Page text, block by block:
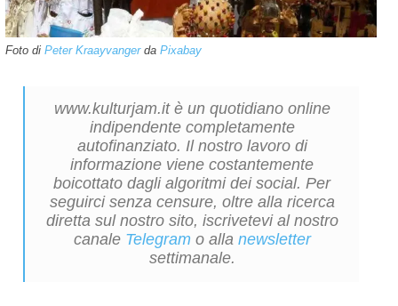
Foto di Peter Kraayvangerda Pixabay
www.kulturjam.it è un quotidiano online
indipendente completamente
autofinanziato. Il nostro lavoro di
informazione viene costantemente
boicottato dagli algoritmi dei social. Per
seguirci senza censure, oltre alla ricerca
diretta sul nostro sito, iscrivetevi al nostro
canale Telegram o alla newsletter
settimanale.